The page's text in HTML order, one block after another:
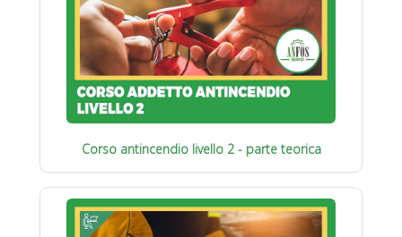
Corso antincendio livello 2 - parte teorica